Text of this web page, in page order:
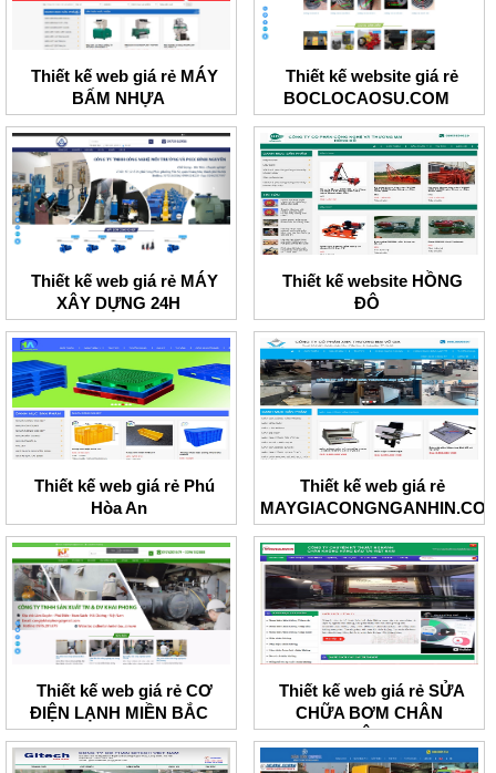
Thiết kế web giá rẻ MÁY
BẤM NHỰA
Thiết kế website giá rẻ
BOCLOCAOSU.COM
Thiết kế web giá rẻ MÁY
XÂY DỰNG 24H
Thiết kế website HỒNG
ĐÔ
Thiết kế web giá rẻ Phú
Hòa An
Thiết kế web giá rẻ
Thiết kế web giá rẻ CƠ
ĐIỆN LẠNH MIỀN BẮC
Thiết kế web giá rẻ SỬA
CHỮA BƠM CHÂN
KHÔNG